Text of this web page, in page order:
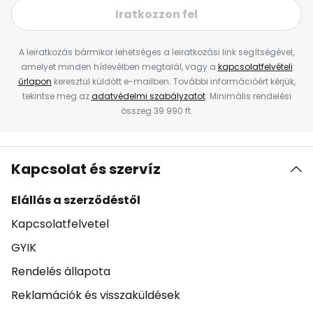
Iratkozzon fel
A leiratkozás bármikor lehetséges a leiratkozási link segítségével,
amelyet minden hírlevélben megtalál, vagy a kapcsolatfelvételi
űrlapon keresztül küldött e-mailben. További információért kérjük,
tekintse meg azadatvédelmi szabályzatot. Minimális rendelési
összeg 39 990 ft.
Kapcsolat és szervíz
Elállás a szerződéstől
Kapcsolatfelvetel
GYIK
Rendelés állapota
Reklamációk és visszaküldések